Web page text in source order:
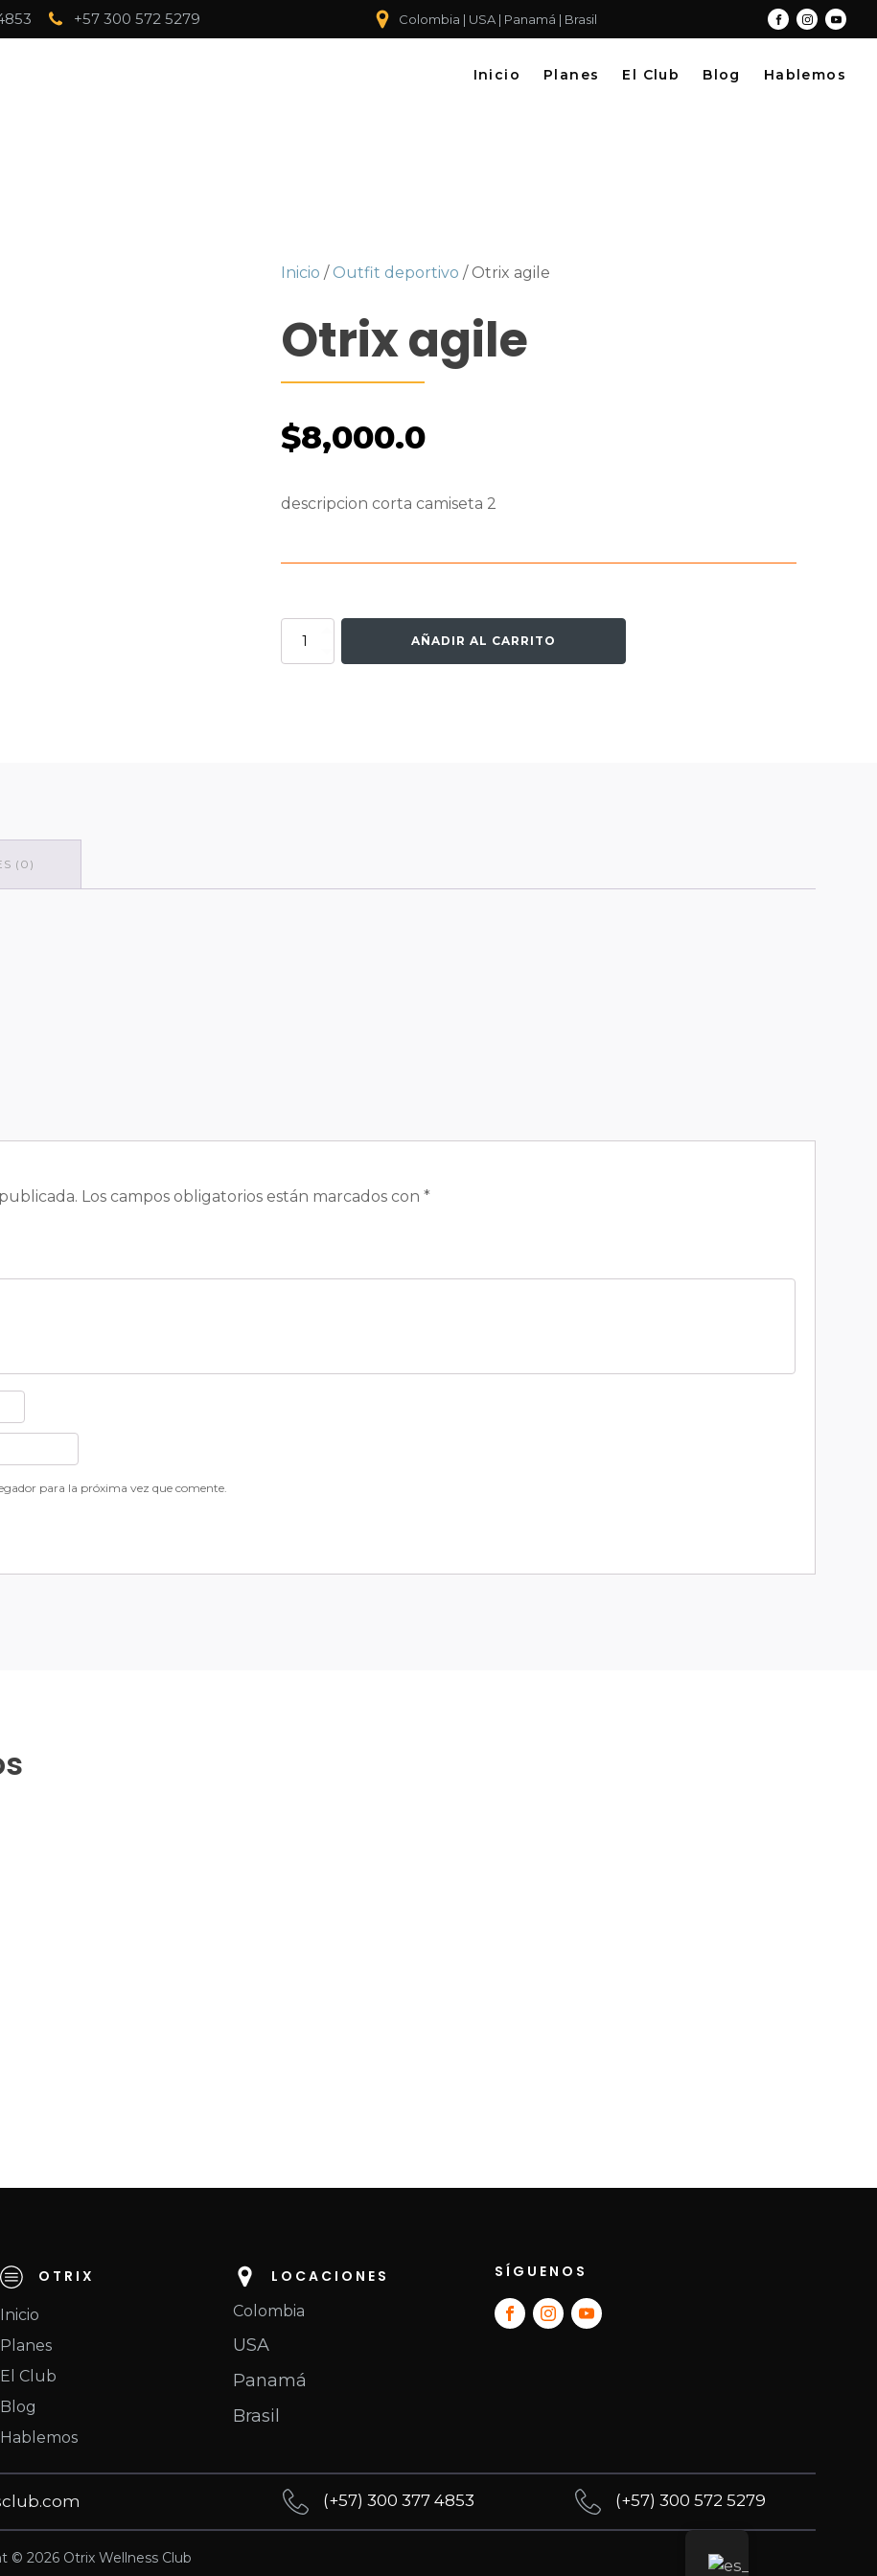
+57 300 572 5279 Colombia | USA | Panamá | Brasil
Inicio Planes El Club Blog Hablemos
Inicio / Outfit deportivo / Otrix agile
Otrix agile
$8,000.0
descripcion corta camiseta 2
Otrix
cantidad
AÑADIR AL CARRITO
(0)
Los campos obligatorios están marcados con *
para la próxima vez que comente.
OTRIX
Inicio
Planes
El Club
Blog
Hablemos
LOCACIONES
Colombia
USA
Panamá
Brasil
SÍGUENOS
(+57) 300 377 4853 (+57) 300 572 5279
© 2026 Otrix Wellness Club